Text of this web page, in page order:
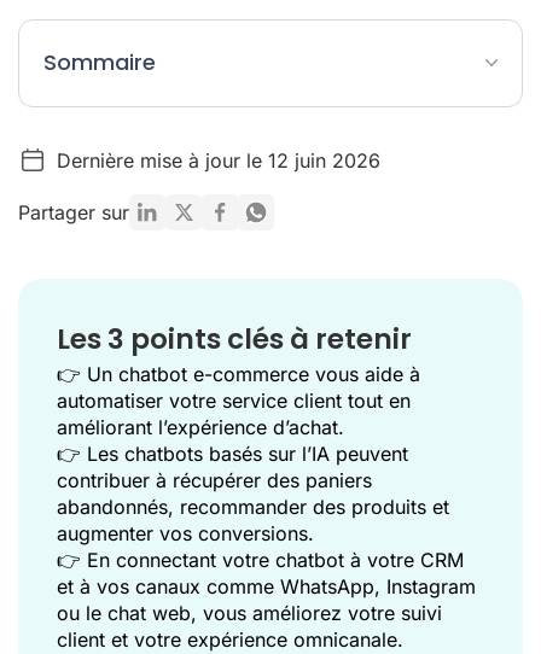
Sommaire
Les différents types de chatbots pour e-commerce
Les avantages d’un chatbot pour votre boutique en ligne
Les bonnes pratiques pour déployer votre chatbot e-
commerce
Le mot de la fin
FAQ sur les chatbots e-commerce
Mentions
Dernière mise à jour le 12 juin 2026
Partager sur
Les 3 points clés à retenir
👉 Un chatbot e-commerce vous aide à
automatiser votre service client tout en
améliorant l’expérience d’achat.
👉 Les chatbots basés sur l’IA peuvent
contribuer à récupérer des paniers
abandonnés, recommander des produits et
augmenter vos conversions.
👉 En connectant votre chatbot à votre CRM
et à vos canaux comme WhatsApp, Instagram
ou le chat web, vous améliorez votre suivi
client et votre expérience omnicanale.